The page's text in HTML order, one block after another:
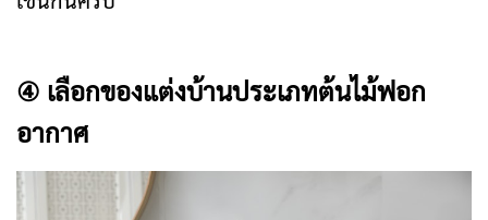
④ เลือกของแต่งบ้านประเภทต้นไม้ฟอก
อากาศ